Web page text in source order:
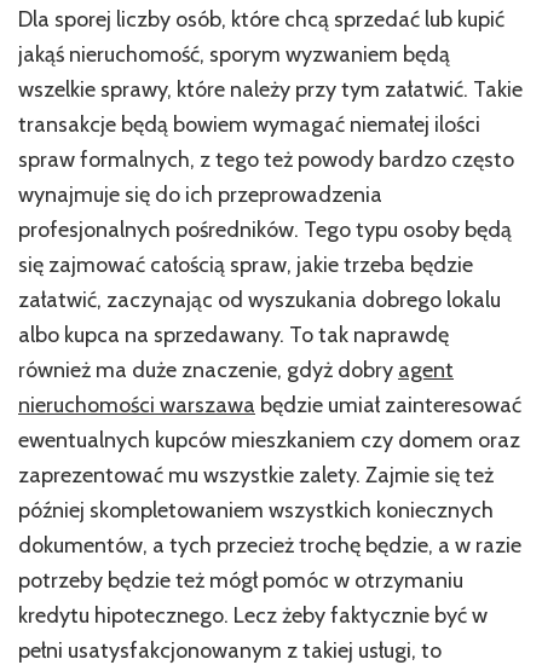
Dla sporej liczby osób, które chcą sprzedać lub kupić
jakąś nieruchomość, sporym wyzwaniem będą
wszelkie sprawy, które należy przy tym załatwić. Takie
transakcje będą bowiem wymagać niemałej ilości
spraw formalnych, z tego też powody bardzo często
wynajmuje się do ich przeprowadzenia
profesjonalnych pośredników. Tego typu osoby będą
się zajmować całością spraw, jakie trzeba będzie
załatwić, zaczynając od wyszukania dobrego lokalu
albo kupca na sprzedawany. To tak naprawdę
również ma duże znaczenie, gdyż dobry agent
nieruchomości warszawa będzie umiał zainteresować
ewentualnych kupców mieszkaniem czy domem oraz
zaprezentować mu wszystkie zalety. Zajmie się też
później skompletowaniem wszystkich koniecznych
dokumentów, a tych przecież trochę będzie, a w razie
potrzeby będzie też mógł pomóc w otrzymaniu
kredytu hipotecznego. Lecz żeby faktycznie być w
pełni usatysfakcjonowanym z takiej usługi, to